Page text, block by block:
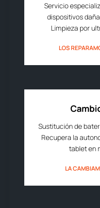
Servicio
dispositivos
Limpieza por
LOS
Sustitución de
Recupera la
tablet en
LA